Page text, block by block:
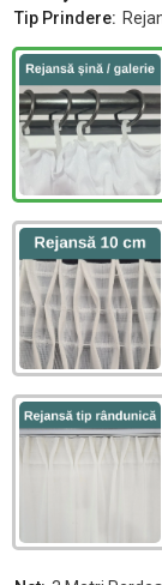
Tip Prindere: